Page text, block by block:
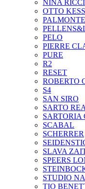
NINA RICCI
OTTO
PALMONTE
PELO
PIERRE
PURE
R2
RESET
ROBERTO
S4
SAN SIRO
SARTO
SARTORIA
SCABAL
SCHERRER
SLAVA
SPEERS
STUDIO
TIO